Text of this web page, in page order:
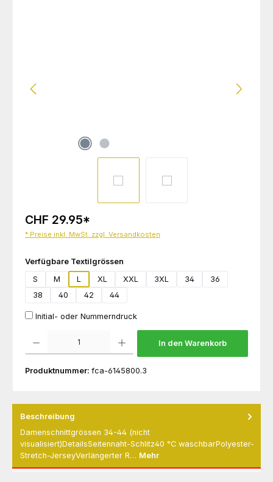
CHF 29.95*
* Preise inkl. MwSt. zzgl. Versandkosten
Verfügbare Textilgrössen
S
M L XL XXL 3XL 34
36
38
40 42 44
Initial- oder Nummerndruck
In den Warenkorb
Produktnummer: fca-6145800.3
Beschreibung
Damenschnittgrössen 34-44 (nicht
visualisiert)DetailsSeitennaht-Schlitz40 °C waschbarPolyester-
Stretch-JerseyVerlängerter R… Mehr